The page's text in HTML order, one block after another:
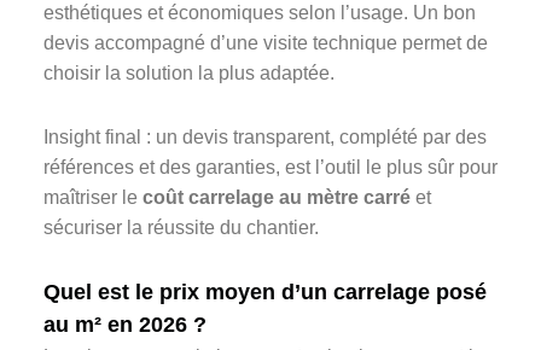
esthétiques et économiques selon l’usage. Un bon
devis accompagné d’une visite technique permet de
choisir la solution la plus adaptée.
Insight final : un devis transparent, complété par des
références et des garanties, est l’outil le plus sûr pour
maîtriser le coût carrelage au mètre carré et
sécuriser la réussite du chantier.
Quel est le prix moyen d’un carrelage posé
au m² en 2026 ?